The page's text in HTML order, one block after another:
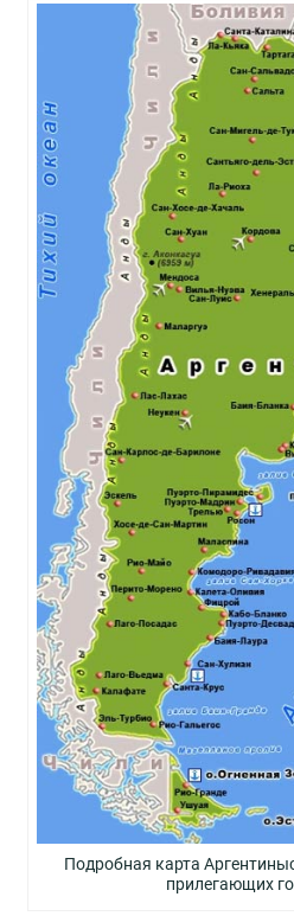
Подробная карта
прилегающих